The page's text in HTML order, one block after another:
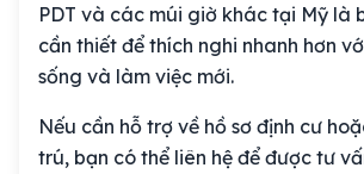
PDT và các múi giờ khác tại Mỹ là
cần thiết để thích nghi nhanh hơn
sống và làm việc mới.
Nếu cần hỗ trợ về hồ sơ định cư
trú, bạn có thể liên hệ để được tư